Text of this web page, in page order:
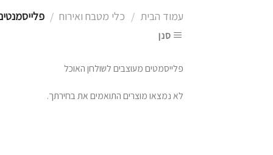
עמוד הבית / כלי מטבח ואירוח /
סנן
פלייסמטים מעוצבים לשולחן האוכל
לא נמצאו מוצרים התואמים את בחירתך.